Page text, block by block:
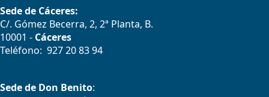
Sede de Cáceres:
C/. Gómez Becerra, 2, 2ª Planta, B.
10001 - Cáceres
Teléfono: 927 20 83 94
Sede de Don Benito: